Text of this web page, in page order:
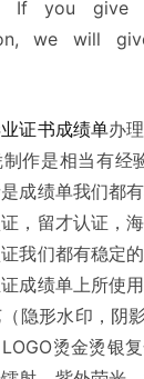
If you
we will
证书成绩单办
作是相当有经
成绩单我们都
，留才认证，
我们都有稳定
成绩单上所使
隐形水印，阴
烫金烫银